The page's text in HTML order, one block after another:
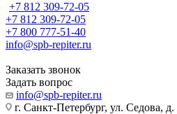
+7 812 309-72-05
+7 812 309-72-05
+7 800 777-51-40
info@spb-repiter.ru
Заказать звонок
Задать вопрос
info@spb-repiter.ru
г. Санкт-Петербург, ул. Седова,